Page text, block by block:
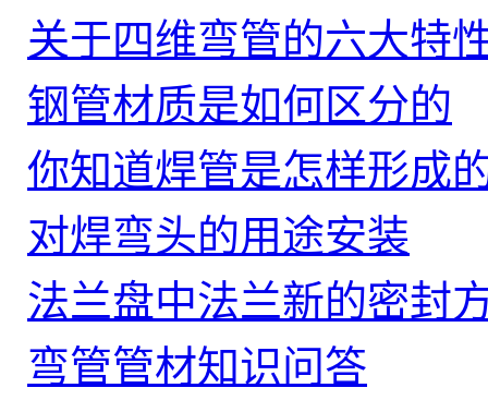
关于四维弯管的六大特
钢管材质是如何区分的
你知道焊管是怎样形成
对焊弯头的用途安装
法兰盘中法兰新的密封
弯管管材知识问答